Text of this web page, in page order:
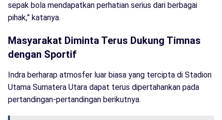
sepak bola mendapatkan perhatian serius dari berbagai
pihak,” katanya.
Masyarakat Diminta Terus Dukung Timnas
dengan Sportif
Indra berharap atmosfer luar biasa yang tercipta di Stadion
Utama Sumatera Utara dapat terus dipertahankan pada
pertandingan-pertandingan berikutnya.